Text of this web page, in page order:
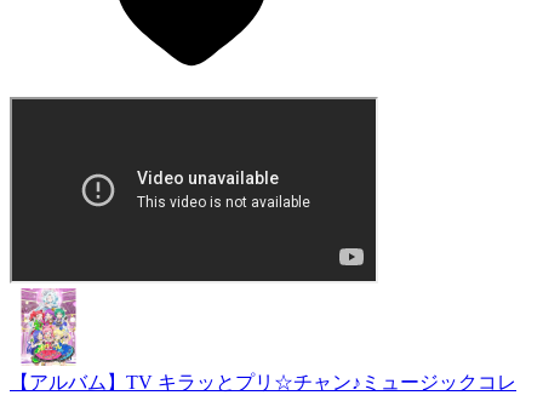
【アルバム】TV キラッとプリ☆チャン♪ミュージックコレ